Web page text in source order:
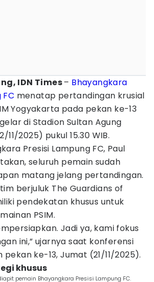
IDN Times– Bhayangkara
menatap pertandingan krusial
Yogyakarta pada pekan ke-13
di Stadion Sultan Agung
11/2025) pukul 15.30 WIB.
Presisi Lampung FC, Paul
seluruh pemain sudah
matang jelang pertandingan.
berjuluk The Guardians of
pendekatan khusus untuk
PSIM.
Jadi ya, kami fokus
ini,” ujarnya saat konferensi
ke-13, Jumat (21/11/2025).
khusus
pemain Bhayangkara Presisi Lampung FC.